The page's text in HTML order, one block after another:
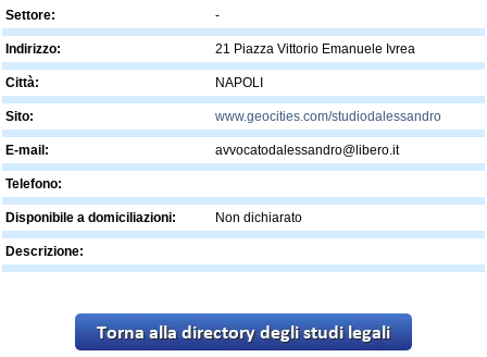
Settore: -
Indirizzo: 21 Piazza Vittorio Emanuele Ivrea
Città: NAPOLI
Sito: www.geocities.com/studiodalessandro
E-mail: avvocatodalessandro@libero.it
Telefono:
Disponibile a domiciliazioni: Non dichiarato
Descrizione: